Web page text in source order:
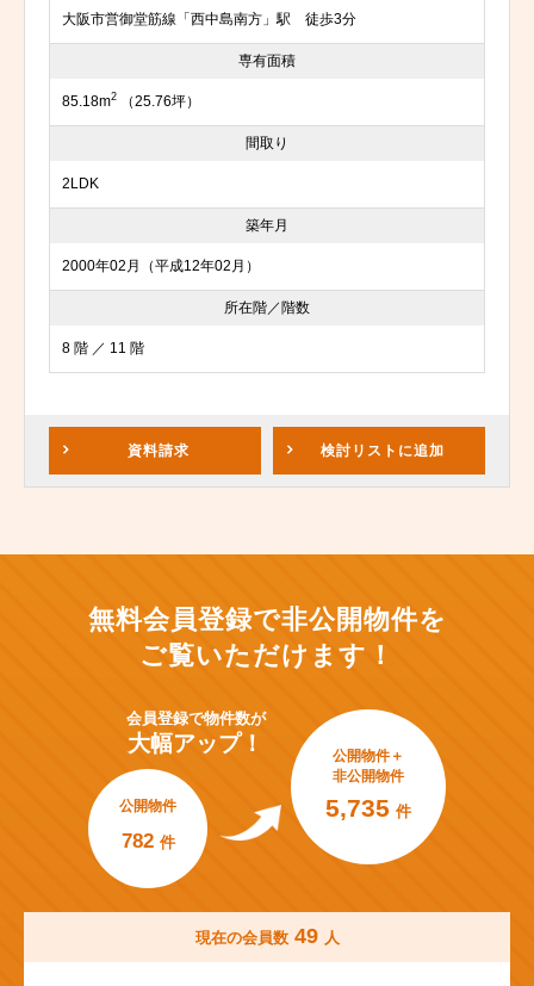
大阪市営御堂筋線「西中島南方」駅 徒歩3分
専有面積
85.18m2 （25.76坪）
間取り
2LDK
築年月
2000年02月（平成12年02月）
所在階／階数
8 階 ／ 11 階
資料請求 検討リスト に追加
無料会員登録で非公開物件を
ご覧いただけます！
会員登録で物件数が
大幅アップ！
公開物件
782 件
公開物件＋
非公開物件
5,735 件
現在の会員数 49 人